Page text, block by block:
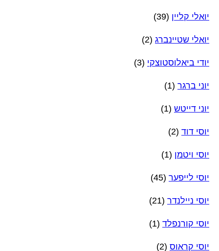
יואלי קליין (39)
יואלי שטיינברג (2)
יודי ביאלוסטוצקי (3)
יוני ברגר (1)
יוני דייטש (1)
יוסי דוד (2)
יוסי ויטמן (1)
יוסי לייפער (45)
יוסי ניילנדר (21)
יוסי קורנפלד (1)
יוסי קראוס (2)